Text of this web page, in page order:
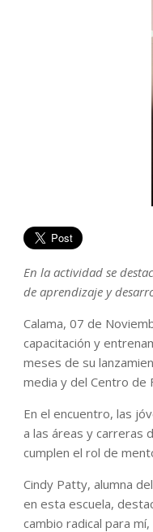
En la actividad se
de aprendizaje y
Calama, 07 de
capacitación y
meses de su
media y del Centro de
En el encuentro, las
a las áreas y carreras
cumplen el rol de
Cindy Patty, alumna
en esta escuela,
cambio radical para